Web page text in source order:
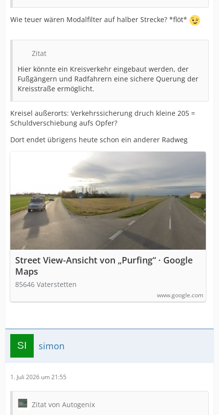
Wie teuer wären Modalfilter auf halber Strecke? *flöt*
Zitat
Hier könnte ein Kreisverkehr eingebaut werden, der
Fußgängern und Radfahrern eine sichere Querung der
Kreisstraße ermöglicht.
Kreisel außerorts: Verkehrssicherung druch kleine 205 =
Schuldverschiebung aufs Opfer?
Dort endet übrigens heute schon ein anderer Radweg
Street View-Ansicht von „Purfing“ · Google
Maps
85646 Vaterstetten
www.google.com
simon
1. Juli 2026 um 21:55
Zitat von Autogenix